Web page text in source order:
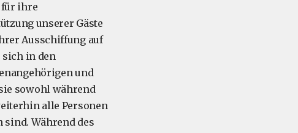
für ihre
unserer Gäste
Ausschiffung auf
sich in den
und
sowohl während
alle Personen
sind. Während des